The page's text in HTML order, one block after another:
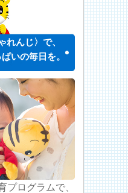
れんじ〉で、
いの毎日を。
プログラムで、